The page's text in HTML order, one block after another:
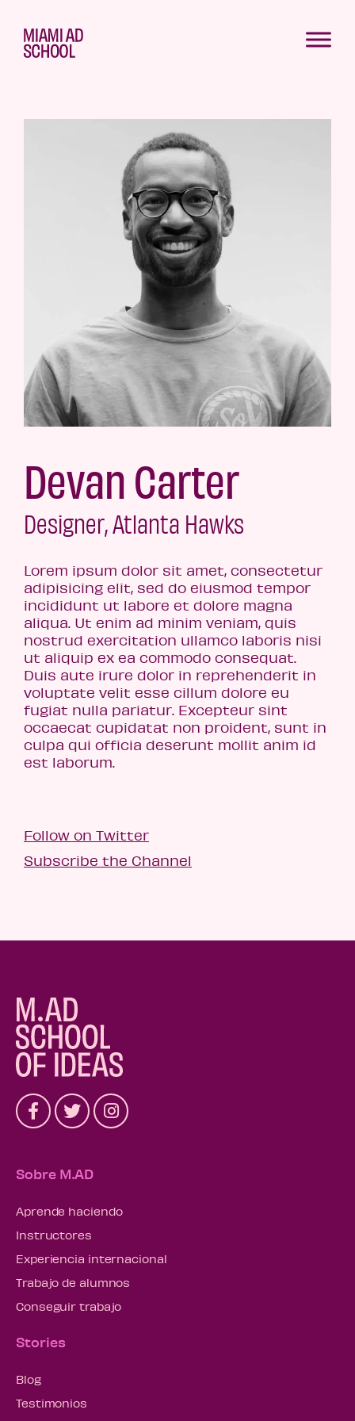
Devan Carter
Designer, Atlanta Hawks
Lorem ipsum dolor sit amet, consectetur
adipisicing elit, sed do eiusmod tempor
incididunt ut labore et dolore magna
aliqua. Ut enim ad minim veniam, quis
nostrud exercitation ullamco laboris nisi
ut aliquip ex ea commodo consequat.
Duis aute irure dolor in reprehenderit in
voluptate velit esse cillum dolore eu
fugiat nulla pariatur. Excepteur sint
occaecat cupidatat non proident, sunt in
culpa qui officia deserunt mollit anim id
est laborum.
Follow on Twitter
Subscribe the Channel
Sobre M.AD
Aprende haciendo
Instructores
Experiencia internacional
Trabajo de alumnos
Conseguir trabajo
Stories
Blog
Testimonios